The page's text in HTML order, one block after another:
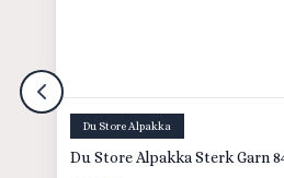
Du Store Alpakka
Du Store Alpakka Sterk Garn